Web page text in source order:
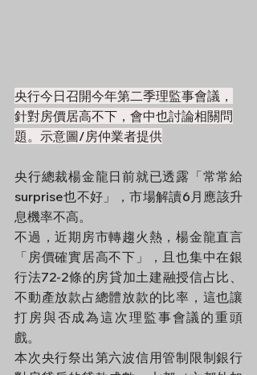
央行今日召開今年第二季理監事會議，
針對房價居高不下，會中也討論相關問
題。示意圖/房仲業者提供
央行總裁楊金龍日前就已透露「常常給
surprise也不好」，市場解讀6月應該升
息機率不高。
不過，近期房市轉趨火熱，楊金龍直言
「房價確實居高不下」，且也集中在銀
行法72-2條的房貸加土建融授信占比、
不動產放款占總體放款的比率，這也讓
打房與否成為這次理監事會議的重頭
戲。
本次央行祭出第六波信用管制限制銀行